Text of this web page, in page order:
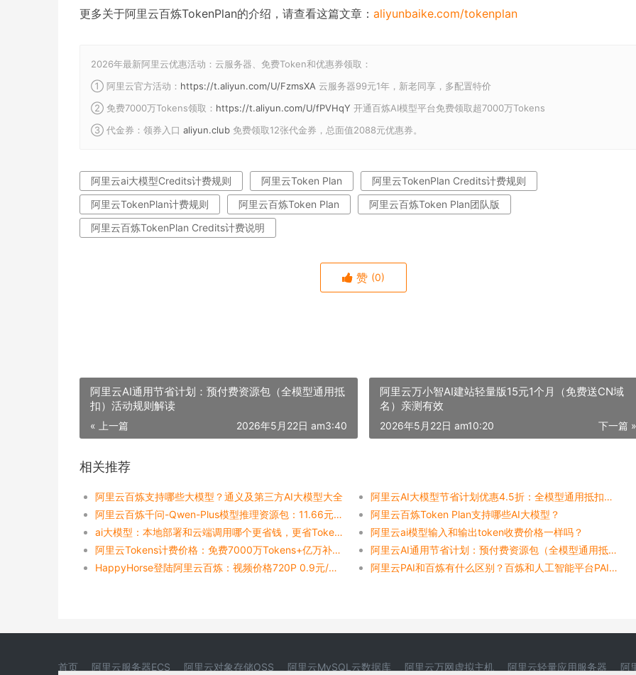
更多关于阿里云百炼TokenPlan的介绍，请查看这篇文章： aliyunbaike.com/tokenplan
2026年最新阿里云优惠活动：云服务器、免费Token和优惠券领取：
① 阿里云官方活动： https://t.aliyun.com/U/FzmsXA 云服务器99元1年，新老同享，多配置特价
② 免费7000万Tokens领取： https://t.aliyun.com/U/fPVHqY 开通百炼AI模型平台免费领取超7000万Tokens
③ 代金券：领券入口 aliyun.club 免费领取12张代金券，总面值2088元优惠券。
阿里云ai大模型Credits计费规则 阿里云Token Plan
阿里云TokenPlan Credits计费规则
阿里云TokenPlan计费规则
阿里云百炼Token Plan
阿里云百炼Token Plan团队版
阿里云百炼TokenPlan Credits计费说明
赞 (0)
阿里云AI通用节省计划：预付费资源包（全模型通用抵
扣）活动规则解读
« 上一篇 2026年5月22日 am3:40
阿里云万小智AI建站轻量版15元1个月（免费送CN域
名）亲测有效
下一篇 »
2026年5月22日 am10:20
相关推荐
阿里云百炼支持哪些大模型？通义及第三方AI大模型大全
阿里云AI大模型节省计划优惠4.5折：全模型通用抵扣最低10元1个月起
阿里云百炼千问-Qwen-Plus模型推理资源包：11.66元12000千tokens
阿里云百炼Token Plan支持哪些AI大模型？
ai大模型：本地部署和云端调用哪个更省钱，更省Token？
阿里云ai模型输入和输出token收费价格一样吗？
阿里云Tokens计费价格：免费7000万Tokens+亿万补贴+收费价格表
阿里云AI通用节省计划：预付费资源包（全模型通用抵扣）活动规则解读
HappyHorse登陆阿里云百炼：视频价格720P 0.9元/秒、1080P 1.6元/秒
阿里云PAI和百炼有什么区别？百炼和人工智能平台PAI定位、功能及使用对比
首页 阿里云服务器ECS 阿里云对象存储OSS 阿里云MySQL云数据库 阿里云万网虚拟主机 阿里云轻量应用服务器 阿